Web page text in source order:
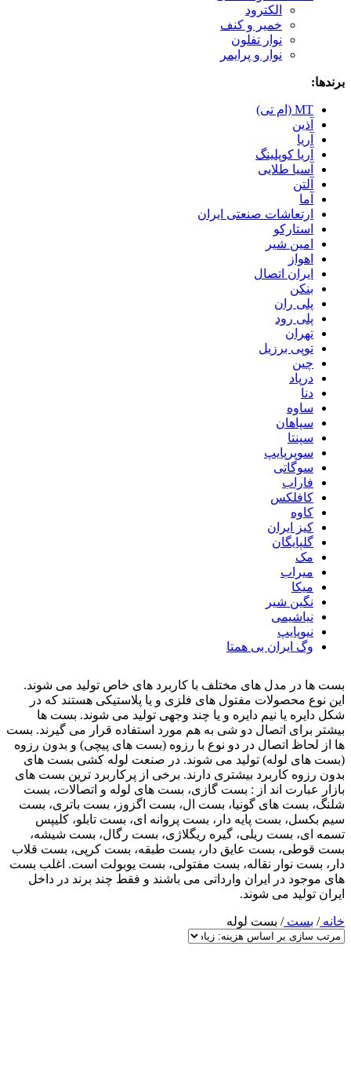
الکترود
خمیر و کنف
نوار تفلون
نوار و پرایمر
برندها:
MT (ام تی)
آذین
آریا
آریا کوپلینگ
آسیا طلایی
آلتن
آما
ارتعاشات صنعتی ایران
استارکو
امین شیر
اهواز
ایران اتصال
بنکن
پلی ران
پلی رود
تهران
توپی برزیل
چین
درپاد
دنا
ساوه
سپاهان
سپنتا
سوپرپایپ
سوگاتی
فاراب
کافلکس
کاوه
کیز ایران
گلپایگان
مک
میراب
میکا
نگین شیر
نیاشیمی
نیوپایپ
وگ ایران بی همتا
بست ها در مدل های مختلف با کاربرد های خاص تولید می شوند.
این نوع محصولات مفتول های فلزی و یا پلاستیکی هستند که در
شکل دایره یا نیم دایره و یا چند وجهی تولید می شوند. بست ها
بیشتر برای اتصال دو شی به هم مورد استفاده قرار می گیرند. بست
ها از لحاظ اتصال در دو نوع با رزوه (بست های پیچی) و بدون رزوه
(بست های لوله) تولید می شوند. در صنعت لوله کشی بست های
بدون رزوه کاربرد بیشتری دارند. برخی از پرکاربرد ترین بست های
بازار عبارت اند از : بست گازی، بست های لوله و اتصالات، بست
شلنگ، بست های گونیا، بست ال، بست اگزوز، بست باتری، بست
سیم بکسل، بست پایه دار، بست پروانه ای، بست تابلو، کلیپس
تسمه ای، بست ریلی، گیره ریگلاژی، بست رگال، بست شیشه،
بست قوطی، بست عایق دار، بست طبقه، بست کرپی، بست قلاب
دار، بست نوار نقاله، بست مفتولی، بست یوبولت است. اغلب بست
های موجود در ایران وارداتی می باشند و فقط چند برند در داخل
ایران تولید می شوند.
خانه/ بست/ بست لوله